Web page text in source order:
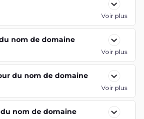
Voir plus
nom de domaine
Voir plus
du nom de domaine
Voir plus
nom de domaine